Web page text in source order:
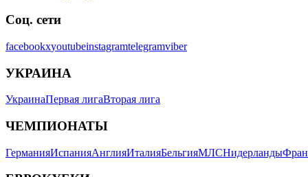
Соц. сети
facebookxyoutubeinstagramtelegramviber
УКРАИНА
УкраинаПервая лигаВторая лига
ЧЕМПИОНАТЫ
ГерманияИспанияАнглияИталияБельгияМЛСНидерланды